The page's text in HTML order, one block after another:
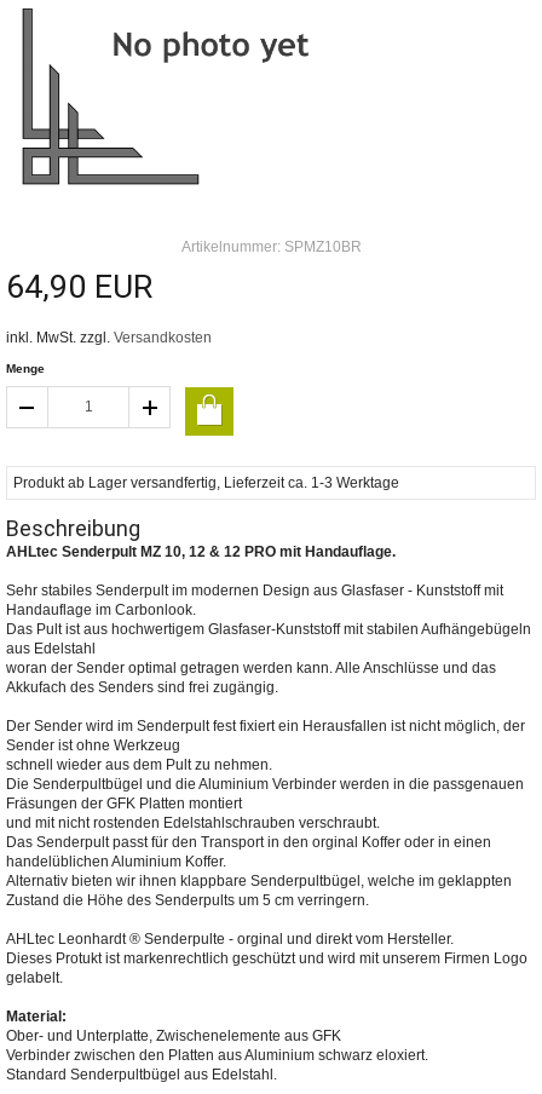
Artikelnummer: SPMZ10BR
64,90 EUR
inkl. MwSt. zzgl. Versandkosten
Menge
Produkt ab Lager versandfertig, Lieferzeit ca. 1-3 Werktage
Beschreibung
AHLtec Senderpult MZ 10, 12 & 12 PRO mit Handauflage.
Sehr stabiles Senderpult im modernen Design aus Glasfaser - Kunststoff mit
Handauflage im Carbonlook.
Das Pult ist aus hochwertigem Glasfaser-Kunststoff mit stabilen Aufhängebügeln
aus Edelstahl
woran der Sender optimal getragen werden kann. Alle Anschlüsse und das
Akkufach des Senders sind frei zugängig.
Der Sender wird im Senderpult fest fixiert ein Herausfallen ist nicht möglich, der
Sender ist ohne Werkzeug
schnell wieder aus dem Pult zu nehmen.
Die Senderpultbügel und die Aluminium Verbinder werden in die passgenauen
Fräsungen der GFK Platten montiert
und mit nicht rostenden Edelstahlschrauben verschraubt.
Das Senderpult passt für den Transport in den orginal Koffer oder in einen
handelüblichen Aluminium Koffer.
Alternativ bieten wir ihnen klappbare Senderpultbügel, welche im geklappten
Zustand die Höhe des Senderpults um 5 cm verringern.
AHLtec Leonhardt ® Senderpulte - orginal und direkt vom Hersteller.
Dieses Protukt ist markenrechtlich geschützt und wird mit unserem Firmen Logo
gelabelt.
Material:
Ober- und Unterplatte, Zwischenelemente aus GFK
Verbinder zwischen den Platten aus Aluminium schwarz eloxiert.
Standard Senderpultbügel aus Edelstahl.